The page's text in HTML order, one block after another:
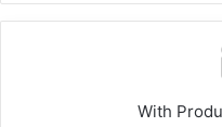
With